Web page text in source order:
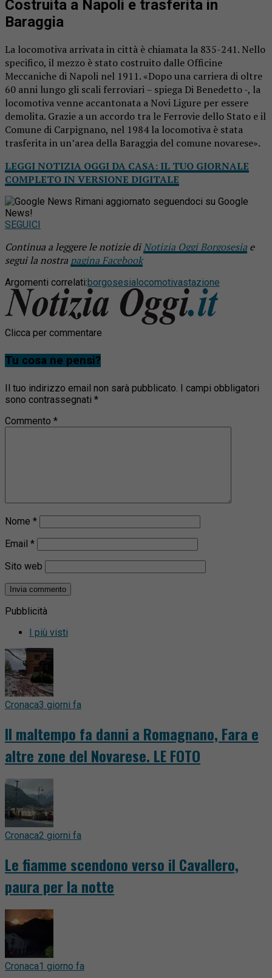
Costruita a Napoli e trasferita in
Baraggia
La locomotiva arrivata in città è chiamata la 835-241. Nello
specifico, il mezzo è stato costruito dalle Officine
Meccaniche di Napoli nel 1911. «Dopo una carriera di oltre
60 anni lungo gli scali ferroviari – spiega Di Benedetto -, la
locomotiva venne accantonata a Novi Ligure per essere
demolita. Grazie a un accordo tra le Ferrovie dello Stato e il
Comune di Carpignano, nel 1984 la locomotiva è stata
trasferita in un’area della Baraggia del comune novarese».
LEGGI NOTIZIA OGGI DA CASA: IL TUO GIORNALE
COMPLETO IN VERSIONE DIGITALE
Rimani aggiornato seguendoci su Google
News!
SEGUICI
Continua a leggere le notizie diNotizia Oggi Borgosesia e
segui la nostra pagina Facebook
Argomenti correlati:borgosesia locomotivastazione
Clicca per commentare
Tu cosa ne pensi?
Il tuo indirizzo email non sarà pubblicato. I campi obbligatori
sono contrassegnati *
Commento *
Nome *
Email *
Sito web
Pubblicità
I più visti
Cronaca3 giorni fa
Il maltempo fa danni a Romagnano, Fara e
altre zone del Novarese. LE FOTO
Cronaca2 giorni fa
Le fiamme scendono verso il Cavallero,
paura per la notte
Cronaca1 giorno fa